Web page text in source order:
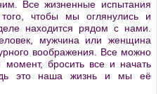
Все жизненные испытания
чтобы мы оглянулись и
находится рядом с нами.
мужчина или женщина
воображения. Все можно
бросить все и начать
это наша жизнь и мы её